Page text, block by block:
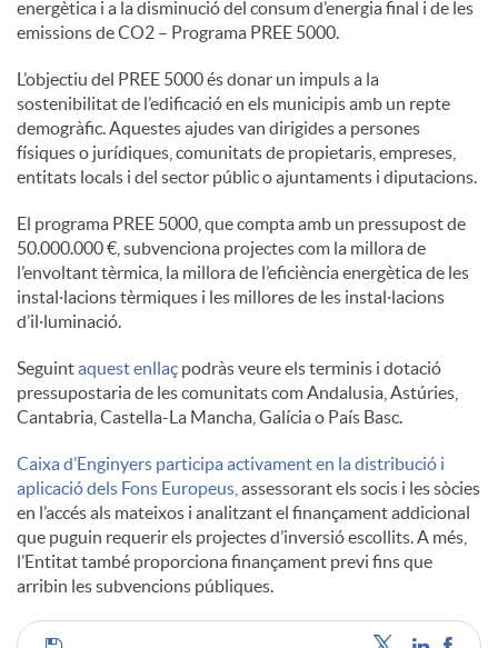
S
o
c
i
a
l
s
energètica i a la disminució del consum d’energia final i de les
emissions de CO2 – Programa PREE 5000.
L’objectiu del PREE 5000 és donar un impuls a la
sostenibilitat de l’edificació en els municipis amb un repte
demogràfic. Aquestes ajudes van dirigides a persones
físiques o jurídiques, comunitats de propietaris, empreses,
entitats locals i del sector públic o ajuntaments i diputacions.
El programa PREE 5000, que compta amb un pressupost de
50.000.000 €, subvenciona projectes com la millora de
l’envoltant tèrmica, la millora de l’eficiència energètica de les
instal·lacions tèrmiques i les millores de les instal·lacions
d’il·luminació.
Seguintaquest enllaç podràs veure els terminis i dotació
pressupostaria de les comunitats com Andalusia, Astúries,
Cantabria, Castella-La Mancha, Galícia o País Basc.
Caixa d’Enginyers participa activament en la distribució i
aplicació dels Fons Europeus, assessorant els socis i les sòcies
en l’accés als mateixos i analitzant el finançament addicional
que puguin requerir els projectes d’inversió escollits. A més,
l’Entitat també proporciona finançament previ fins que
arribin les subvencions públiques.